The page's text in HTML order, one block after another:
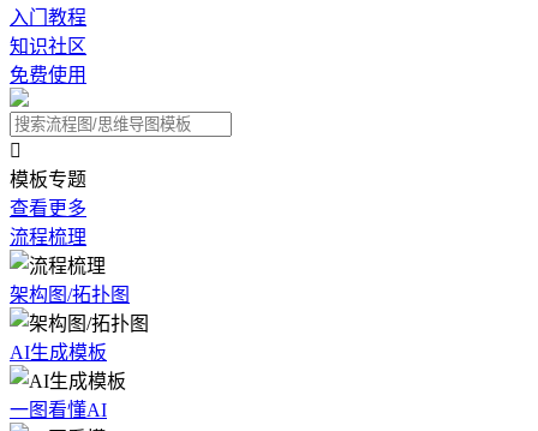
入门教程
知识社区
免费使用

模板专题
查看更多
流程梳理
架构图/拓扑图
AI生成模板
一图看懂AI